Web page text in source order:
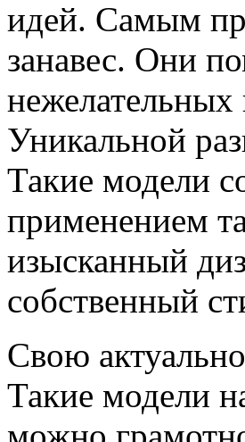
идей. Самым
занавес. Они
нежелательных
Уникальной
Такие модели
применением
изысканный
собственный
Свою
Такие модели